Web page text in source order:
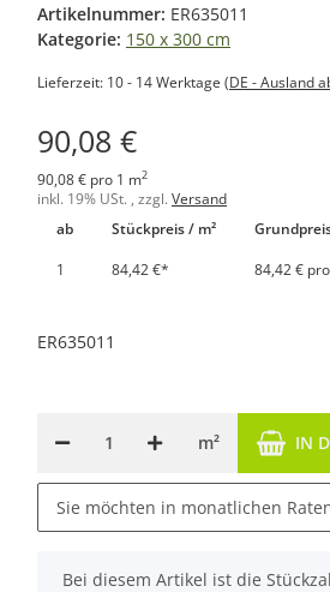
Artikelnummer: ER635011
Kategorie: 150 x 300 cm
Lieferzeit: 10 - 14 Werktage (DE - Ausland
90,08 €
90,08 € pro 1 m2
inkl. 19% USt. , zzgl. Versand
ab
Stückpreis / m²
1
84,42 €* 84,42 €
ER635011
m² IN
Sie möchten in monatlichen
x
Bei diesem Artikel ist die